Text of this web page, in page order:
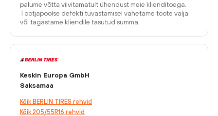
palume võtta viivitamatult ühendust meie klienditoega.
Tootjapoolse defekti tuvastamisel vahetame toote välja
või tagastame kliendile tasutud summa.
Keskin Europa GmbH
Saksamaa
Kõik BERLIN TIRES rehvid
Kõik 205/55R16 rehvid